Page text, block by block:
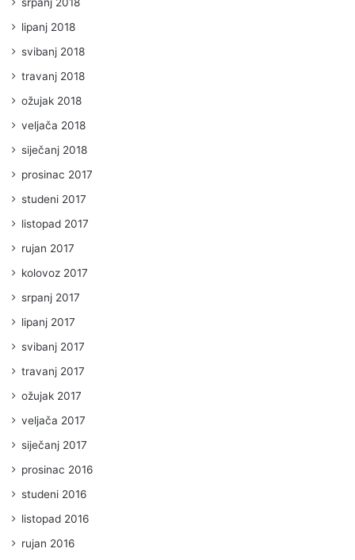
lipanj 2018
svibanj 2018
travanj 2018
ožujak 2018
veljača 2018
siječanj 2018
prosinac 2017
studeni 2017
listopad 2017
rujan 2017
kolovoz 2017
srpanj 2017
lipanj 2017
svibanj 2017
travanj 2017
ožujak 2017
veljača 2017
siječanj 2017
prosinac 2016
studeni 2016
listopad 2016
rujan 2016